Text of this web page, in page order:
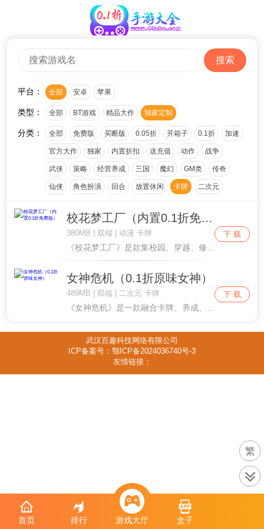
搜索
平台： 全部 安卓 苹果
类型： 全部 BT游戏 精品大作 独家定制
分类： 全部 免费版 买断版 0.05折 开箱子 0.1折 加速
官方大作 独家 内置折扣 送充值 动作 战争
武侠 策略 经营养成 三国 魔幻 GM类 传奇
仙侠 角色扮演 回合 放置休闲 卡牌 二次元
校花梦工厂（内置0.1折免费版）
380MB | 双端 | 动漫 卡牌 下 载
女神危机（0.1折原味女神）
489MB | 双端 | 二次元 卡牌 下 载
繁
武汉百趣科技网络有限公司
ICP备案号：鄂ICP备2024036740号-3
友情链接：
首页 排行 游戏大厅 盒子